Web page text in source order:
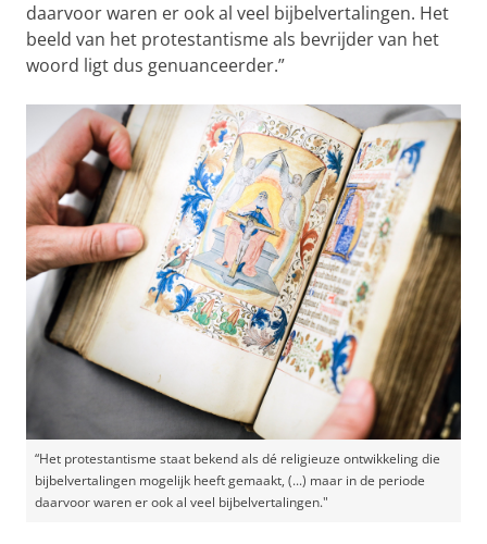
daarvoor waren er ook al veel bijbelvertalingen. Het
beeld van het protestantisme als bevrijder van het
woord ligt dus genuanceerder.”
“Het protestantisme staat bekend als dé religieuze ontwikkeling die
bijbelvertalingen mogelijk heeft gemaakt, (...) maar in de periode
daarvoor waren er ook al veel bijbelvertalingen."